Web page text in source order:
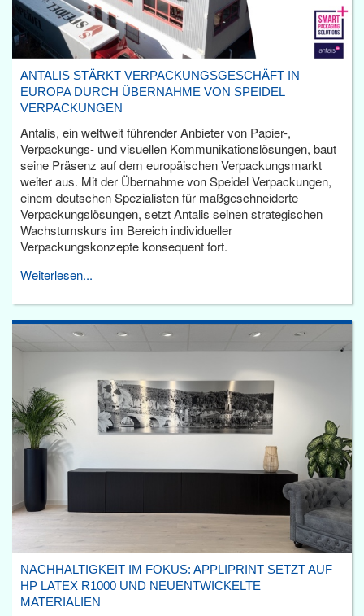
ANTALIS STÄRKT VERPACKUNGSGESCHÄFT IN
EUROPA DURCH ÜBERNAHME VON SPEIDEL
VERPACKUNGEN
Antalis, ein weltweit führender Anbieter von Papier-,
Verpackungs- und visuellen Kommunikationslösungen, baut
seine Präsenz auf dem europäischen Verpackungsmarkt
weiter aus. Mit der Übernahme von Speidel Verpackungen,
einem deutschen Spezialisten für maßgeschneiderte
Verpackungslösungen, setzt Antalis seinen strategischen
Wachstumskurs im Bereich individueller
Verpackungskonzepte konsequent fort.
Weiterlesen...
NACHHALTIGKEIT IM FOKUS: APPLIPRINT SETZT AUF
HP LATEX R1000 UND NEUENTWICKELTE
MATERIALIEN